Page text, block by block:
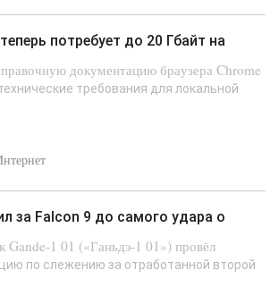
теперь потребует до 20 Гбайт на
документацию браузера Chrome
требования для локальной
за Falcon 9 до самого удара о
Gande-1 01 («Ганьдэ-1 01») провёл
по слежению за отработанной второй